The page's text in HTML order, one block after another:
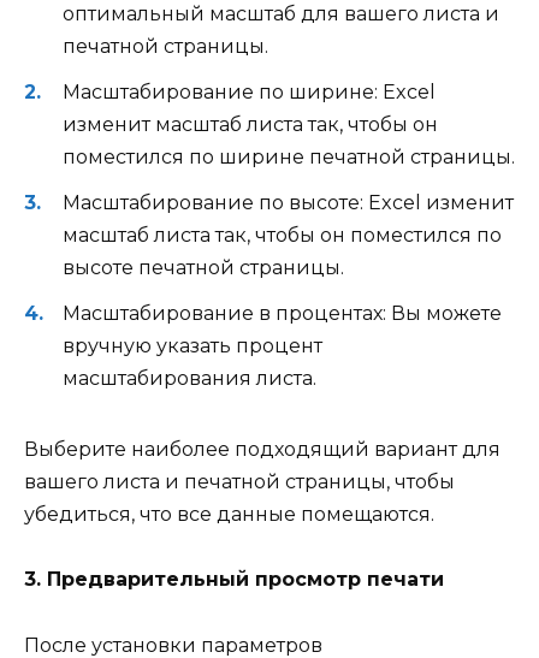
оптимальный масштаб для вашего листа и
печатной страницы.
Масштабирование по ширине: Excel
изменит масштаб листа так, чтобы он
поместился по ширине печатной страницы.
Масштабирование по высоте: Excel изменит
масштаб листа так, чтобы он поместился по
высоте печатной страницы.
Масштабирование в процентах: Вы можете
вручную указать процент
масштабирования листа.
Выберите наиболее подходящий вариант для
вашего листа и печатной страницы, чтобы
убедиться, что все данные помещаются.
3. Предварительный просмотр печати
После установки параметров